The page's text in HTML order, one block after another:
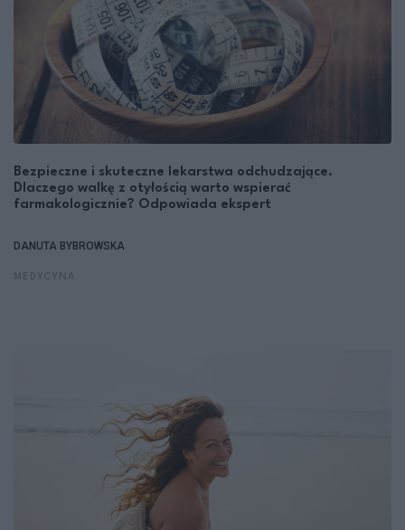
Bezpieczne i skuteczne lekarstwa odchudzające.
Dlaczego walkę z otyłością warto wspierać
farmakologicznie? Odpowiada ekspert
DANUTA BYBROWSKA